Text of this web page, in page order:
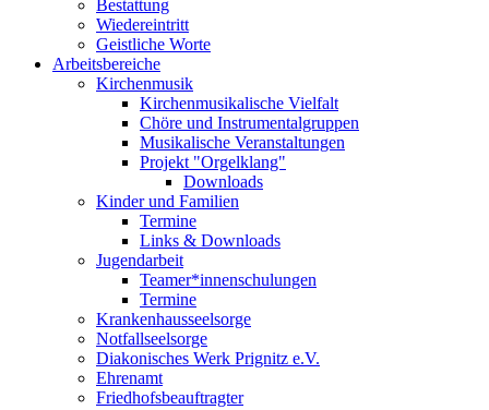
Bestattung
Wiedereintritt
Geistliche Worte
Arbeitsbereiche
Kirchenmusik
Kirchenmusikalische Vielfalt
Chöre und Instrumentalgruppen
Musikalische Veranstaltungen
Projekt "Orgelklang"
Downloads
Kinder und Familien
Termine
Links & Downloads
Jugendarbeit
Teamer*innenschulungen
Termine
Krankenhausseelsorge
Notfallseelsorge
Diakonisches Werk Prignitz e.V.
Ehrenamt
Friedhofsbeauftragter